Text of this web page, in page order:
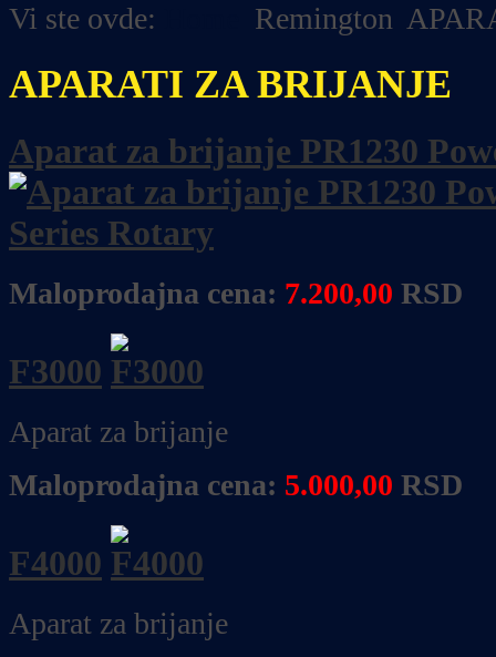
Vi ste ovde: Remington
APARATI ZA BRIJANJE
Aparat za brijanje PR1230
Maloprodajna cena: 7.200,00 RSD
F3000
Aparat za brijanje
Maloprodajna cena: 5.000,00 RSD
F4000
Aparat za brijanje